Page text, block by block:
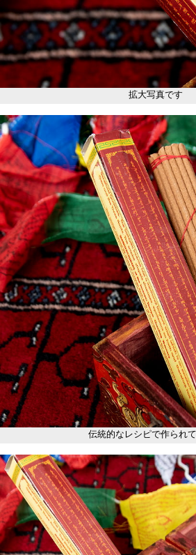
拡大写真です
伝統的なレシピで作られ